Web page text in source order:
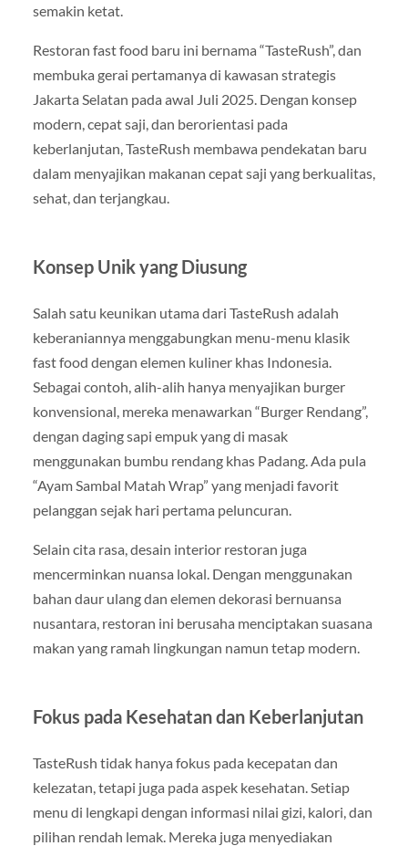
semakin ketat.
Restoran fast food baru ini bernama “TasteRush”, dan
membuka gerai pertamanya di kawasan strategis
Jakarta Selatan pada awal Juli 2025. Dengan konsep
modern, cepat saji, dan berorientasi pada
keberlanjutan, TasteRush membawa pendekatan baru
dalam menyajikan makanan cepat saji yang berkualitas,
sehat, dan terjangkau.
Konsep Unik yang Diusung
Salah satu keunikan utama dari TasteRush adalah
keberaniannya menggabungkan menu-menu klasik
fast food dengan elemen kuliner khas Indonesia.
Sebagai contoh, alih-alih hanya menyajikan burger
konvensional, mereka menawarkan “Burger Rendang”,
dengan daging sapi empuk yang di masak
menggunakan bumbu rendang khas Padang. Ada pula
“Ayam Sambal Matah Wrap” yang menjadi favorit
pelanggan sejak hari pertama peluncuran.
Selain cita rasa, desain interior restoran juga
mencerminkan nuansa lokal. Dengan menggunakan
bahan daur ulang dan elemen dekorasi bernuansa
nusantara, restoran ini berusaha menciptakan suasana
makan yang ramah lingkungan namun tetap modern.
Fokus pada Kesehatan dan Keberlanjutan
TasteRush tidak hanya fokus pada kecepatan dan
kelezatan, tetapi juga pada aspek kesehatan. Setiap
menu di lengkapi dengan informasi nilai gizi, kalori, dan
pilihan rendah lemak. Mereka juga menyediakan